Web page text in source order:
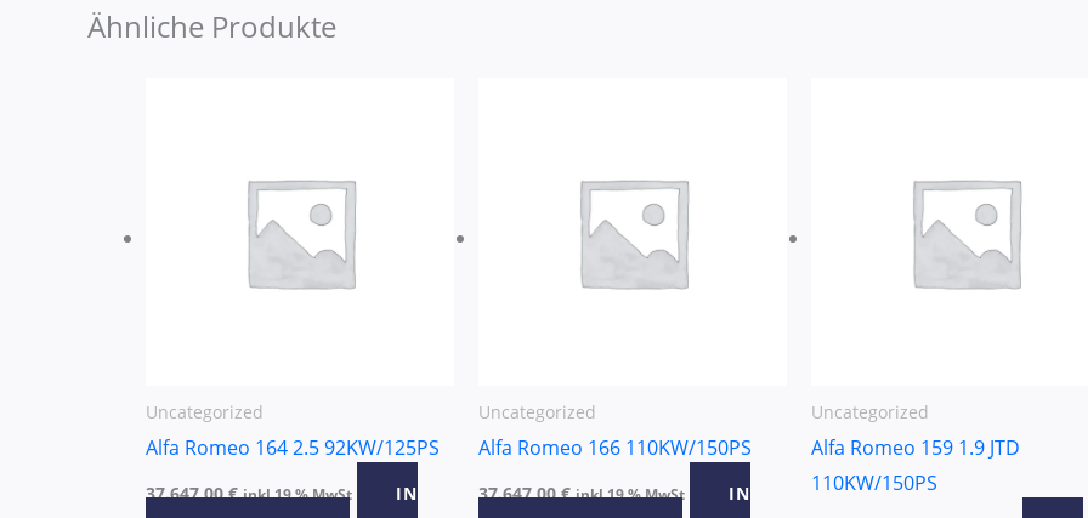
Ähnliche Produkte
Uncategorized
Alfa Romeo 164 2.5 92KW/125PS
37.647,00€ inkl 19 % MwSt
IN
Uncategorized
Alfa Romeo 166 110KW/150PS
37.647,00€ inkl 19 % MwSt
IN
Uncategorized
Alfa Romeo 159 1.9 JTD
110KW/150PS